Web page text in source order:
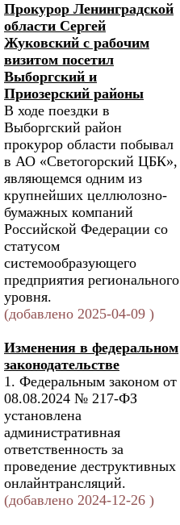
Прокурор Ленинградской
области Сергей
Жуковский с рабочим
визитом посетил
Выборгский и
Приозерский районы
В ходе поездки в
Выборгский район
прокурор области побывал
в АО «Светогорский ЦБК»,
являющемся одним из
крупнейших целлюлозно-
бумажных компаний
Российской Федерации со
статусом
системообразующего
предприятия регионального
уровня.
(добавлено 2025-04-09 )
Изменения в федеральном
законодательстве
1. Федеральным законом от
08.08.2024 № 217-ФЗ
установлена
административная
ответственность за
проведение деструктивных
онлайнтрансляций.
(добавлено 2024-12-26 )